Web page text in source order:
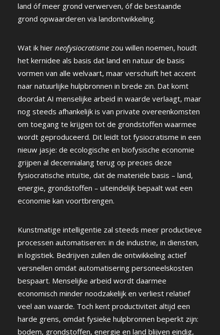
land óf meer grond verwerven, óf de bestaande
grond opwaarderen via landontwikkeling.
Wat ik hier neofysiocratisme zou willen noemen, houdt
het kernidee als basis dat land en natuur de basis
vormen van alle welvaart, maar verschuift het accent
naar natuurlijke hulpbronnen in brede zin. Dat komt
doordat AI menselijke arbeid in waarde verlaagt, maar
nog steeds afhankelijk is van private overeenkomsten
om toegang te krijgen tot de grondstoffen waarmee
wordt geproduceerd. Dit leidt tot fysiocratisme in een
nieuw jasje: de ecologische en biofysische economie
grijpen al decennialang terug op precies deze
fysiocratische intuïtie, dat de materiële basis – land,
energie, grondstoffen – uiteindelijk bepaalt wat een
economie kan voortbrengen.
Kunstmatige intelligentie zal steeds meer productieve
processen automatiseren: in de industrie, in diensten,
in logistiek. Bedrijven zullen die ontwikkeling actief
versnellen omdat automatisering personeelskosten
bespaart. Menselijke arbeid wordt daarmee
economisch minder noodzakelijk en verliest relatief
veel aan waarde. Toch kent productiviteit altijd een
harde grens, omdat fysieke hulpbronnen beperkt zijn:
bodem, grondstoffen, energie en land blijven eindig,